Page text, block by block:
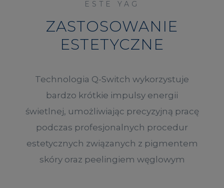
ESTE YAG
ZASTOSOWANIE
ESTETYCZNE
Technologia Q-Switch wykorzystuje
bardzo krótkie impulsy energii
świetlnej, umożliwiając precyzyjną pracę
podczas profesjonalnych procedur
estetycznych związanych z pigmentem
skóry oraz peelingiem węglowym